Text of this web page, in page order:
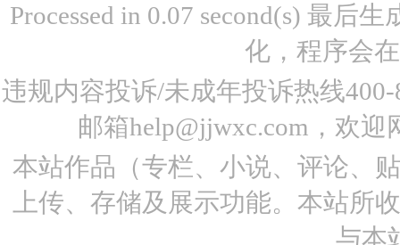
Processed in 0.07 second(s) 最后
化，程序会
违规内容投诉/未成年投诉热线
邮箱help@jjwxc.com，欢
本站作品（专栏、小说、评论、
上传、存储及展示功能。本站所
与本